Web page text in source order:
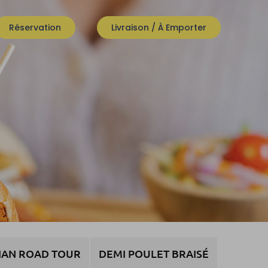
Réservation Livraison / À Emporter
ROAD TOUR DEMI POULET BRAISÉ